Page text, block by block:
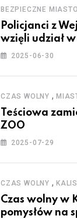
BEZPIECZNE MIASTO
Policjanci z
wzięli udział
Wakacje”
2025-06-30
CZAS WOLNY ,
Teściowa
ZOO
2025-07-29
CZAS WOLNY ,
Czas wolny w
pomysłów na